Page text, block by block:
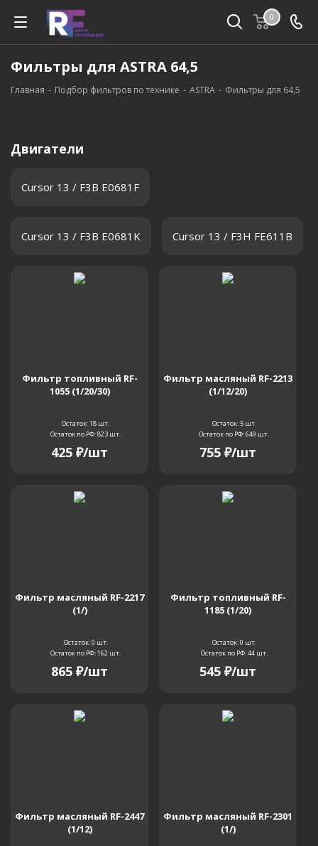
0
Фильтры для ASTRA 64,5
Главная - Подбор фильтров по технике - ASTRA - Фильтры для 64,5
Двигатели
Cursor 13 / F3B E0681F
Cursor 13 / F3B E0681K Cursor 13 / F3H FE611B
Фильтр топливный RF-
1055 (1/20/30)
Остаток: 18 шт.
Остаток по РФ: 823 шт.
425 ₽/шт
Фильтр масляный RF-2213
(1/12/20)
Остаток: 5шт.
Остаток по РФ: 649 шт.
755 ₽/шт
Фильтр масляный RF-2217
(1/)
Остаток: 0 шт.
Остаток по РФ: 162 шт.
865 ₽/шт
Фильтр топливный RF-
1185 (1/20)
Остаток: 0 шт.
Остаток по РФ: 44шт.
545 ₽/шт
Фильтр масляный RF-2447
(1/12)
Фильтр масляный RF-2301
(1/)